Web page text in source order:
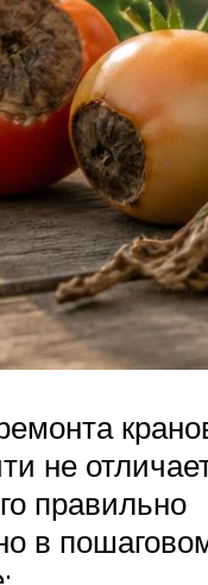
не
правильно
в